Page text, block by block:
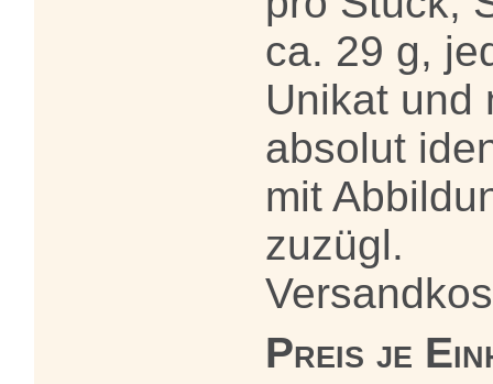
ca. 29 g,
Unikat und
absolut
mit
zuzügl.
Preis je